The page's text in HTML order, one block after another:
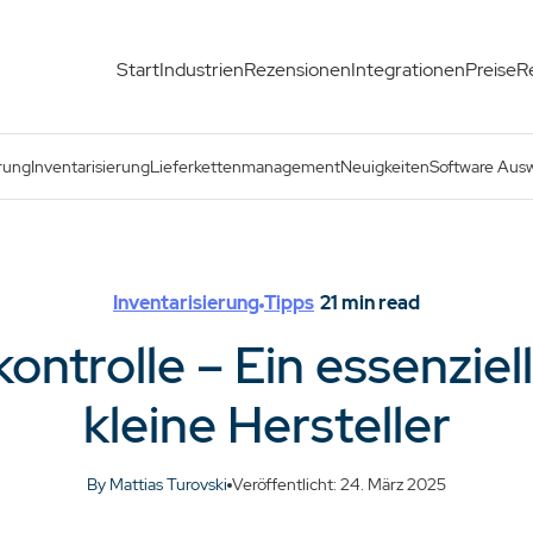
StartIndustrienRezensionenIntegrationenPreise
InventarisierungLieferkettenmanagementNeuigkeitenSoftware
für kleine Hersteller
InventarisierungTipps 21min read
– Ein
kleine Hersteller
By Mattias Turovski Veröffentlicht: 24. März 2025